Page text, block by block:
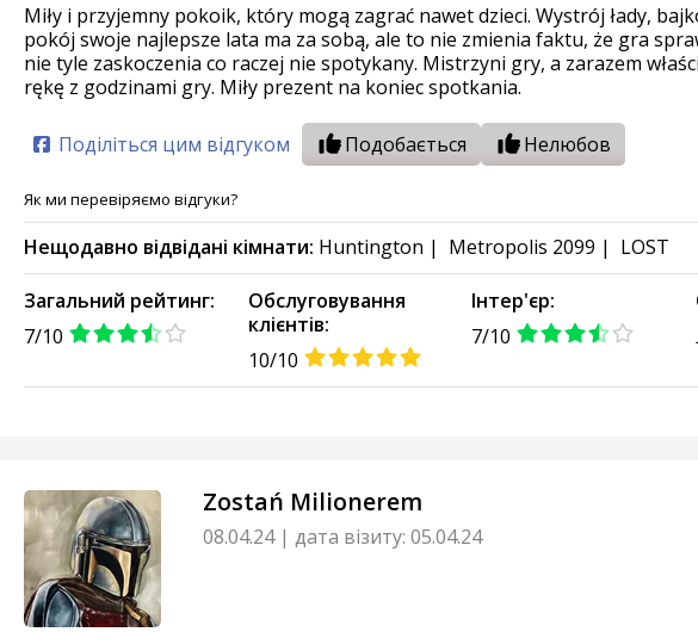
Miły i przyjemny pokoik, który mogą zagrać nawet dzieci. Wystrój łady,
pokój swoje najlepsze lata ma za sobą, ale to nie zmienia faktu, że gra
nie tyle zaskoczenia co raczej nie spotykany. Mistrzyni gry, a zarazem
rękę z godzinami gry. Miły prezent na koniec spotkania.
Поділіться цим відгуком Подобається Нелюбов
Як ми перевіряємо відгуки?
Нещодавно відвідані кімнати: Huntington | Metropolis 2099 | LOST
Загальний рейтинг:
7/10
Обслуговування
клієнтів:
10/10
Інтер'єр:
7/10
Zostań Milionerem
08.04.24 | дата візиту: 05.04.24